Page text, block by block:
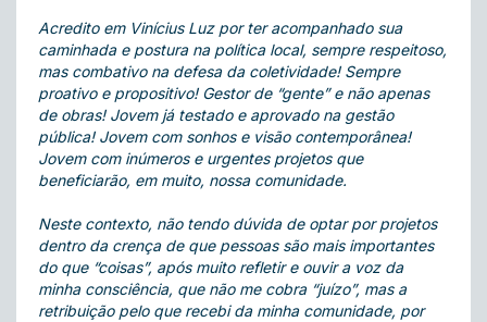
Acredito em Vinícius Luz por ter acompanhado sua
caminhada e postura na política local, sempre respeitoso,
mas combativo na defesa da coletividade! Sempre
proativo e propositivo! Gestor de “gente” e não apenas
de obras! Jovem já testado e aprovado na gestão
pública! Jovem com sonhos e visão contemporânea!
Jovem com inúmeros e urgentes projetos que
beneficiarão, em muito, nossa comunidade.
Neste contexto, não tendo dúvida de optar por projetos
dentro da crença de que pessoas são mais importantes
do que “coisas”, após muito refletir e ouvir a voz da
minha consciência, que não me cobra “juízo”, mas a
retribuição pelo que recebi da minha comunidade, por